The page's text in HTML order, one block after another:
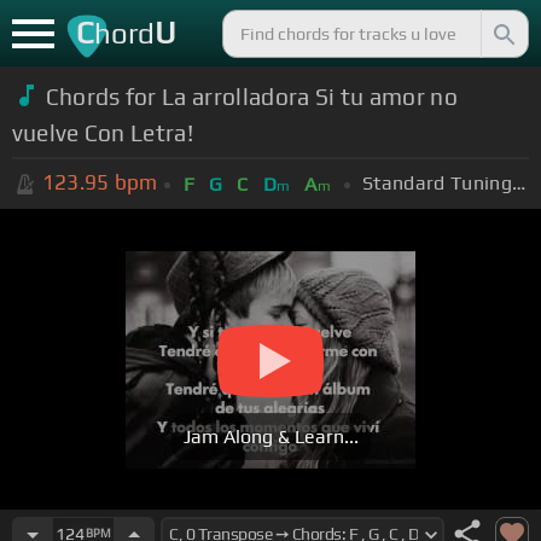
ChordU
Chords for La arrolladora Si tu amor no
vuelve Con Letra!
123.95 bpm F G C Dm Am Standard Tuning (EADGBE)
Jam Along & Learn...
124BPM